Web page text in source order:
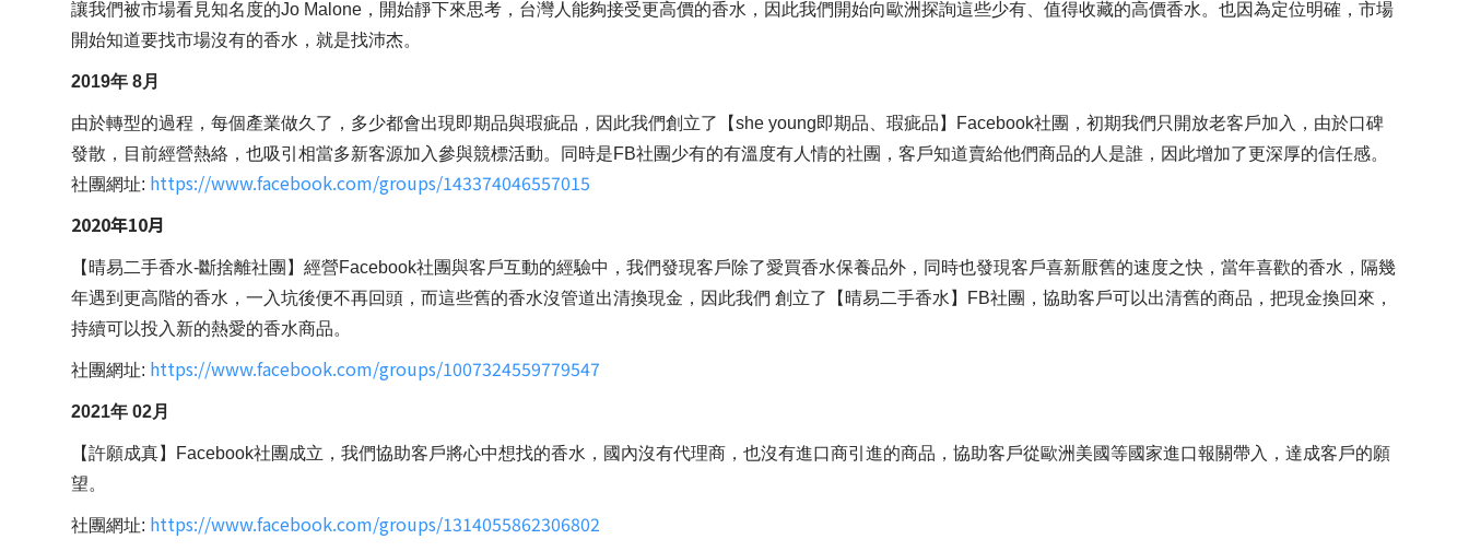
讓我們被市場看見知名度的Jo Malone，開始靜下來思考，台灣人能夠接受更高價的香水，因此我們開始向歐洲探詢這些少有、值得收藏的高價香水。也因為定位明確，市場
開始知道要找市場沒有的香水，就是找沛杰。
2019年 8月
由於轉型的過程，每個產業做久了，多少都會出現即期品與瑕疵品，因此我們創立了【she young即期品、瑕疵品】Facebook社團，初期我們只開放老客戶加入，由於口碑
發散，目前經營熱絡，也吸引相當多新客源加入參與競標活動。同時是FB社團少有的有溫度有人情的社團，客戶知道賣給他們商品的人是誰，因此增加了更深厚的信任感。
社團網址: https://www.facebook.com/groups/143374046557015
2020年10月
【晴易二手香水-斷捨離社團】經營Facebook社團與客戶互動的經驗中，我們發現客戶除了愛買香水保養品外，同時也發現客戶喜新厭舊的速度之快，當年喜歡的香水，隔幾
年遇到更高階的香水，一入坑後便不再回頭，而這些舊的香水沒管道出清換現金，因此我們 創立了【晴易二手香水】FB社團，協助客戶可以出清舊的商品，把現金換回來，
持續可以投入新的熱愛的香水商品。
社團網址: https://www.facebook.com/groups/1007324559779547
2021年 02月
【許願成真】Facebook社團成立，我們協助客戶將心中想找的香水，國內沒有代理商，也沒有進口商引進的商品，協助客戶從歐洲美國等國家進口報關帶入，達成客戶的願
望。
社團網址: https://www.facebook.com/groups/1314055862306802